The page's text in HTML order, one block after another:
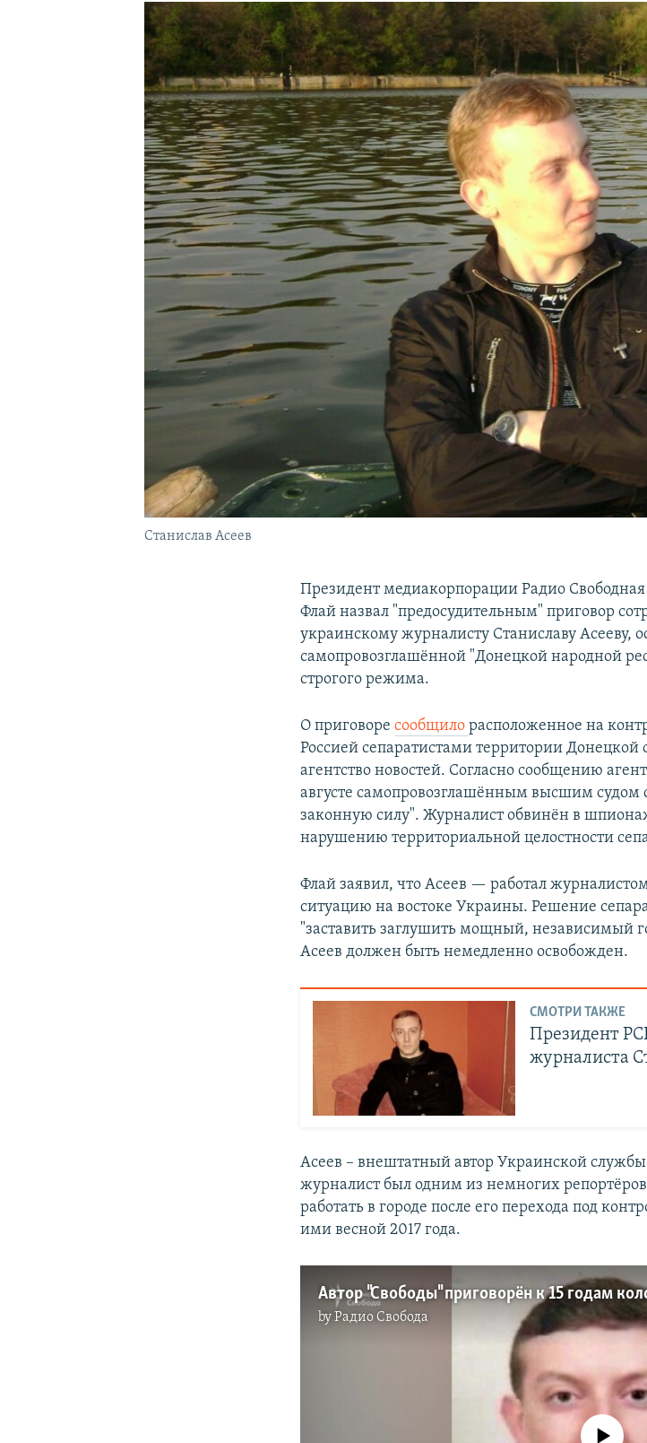
ПОДПИШИТЕСЬ НА РАССЫЛКУ
Станислав Асеев
Президент медиакорпорации Радио
Флай назвал "предосудительным" приговор
украинскому журналисту Станиславу Асееву,
самопровозглашённой "Донецкой народной
строгого режима.
О приговоресообщилорасположенное на
Россией сепаратистами территории
агентство новостей. Согласно сообщению
августе самопровозглашённым высшим судом
законную силу". Журналист обвинён в
нарушению территориальной целостности
Флай заявил, что Асеев — работал
ситуацию на востоке Украины. Решение
"заставить заглушить мощный, независимый
Асеев должен быть немедленно освобожден.
СМОТРИ ТАКЖЕ
Президент
журналиста
Асеев – внештатный автор Украинской
журналист был одним из немногих
работать в городе после его перехода под
ими весной 2017 года.
Автор "Свободы" приговорён к 15 годам
byРадио Свобода
No media source